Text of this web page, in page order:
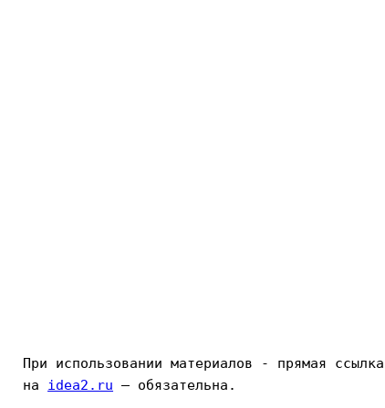
При использовании материалов - прямая ссылка
на idea2.ru — обязательна.